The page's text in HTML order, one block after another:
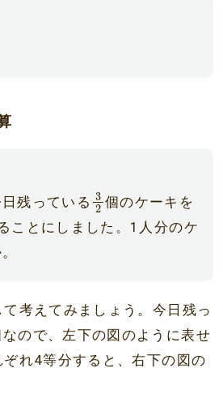
残っている 3
2
3 2
個のケーキを
ことにしました。1人分のケ
考えてみましょう。今日残っ
なので、左下の図のように表せ
れ4等分すると、右下の図の